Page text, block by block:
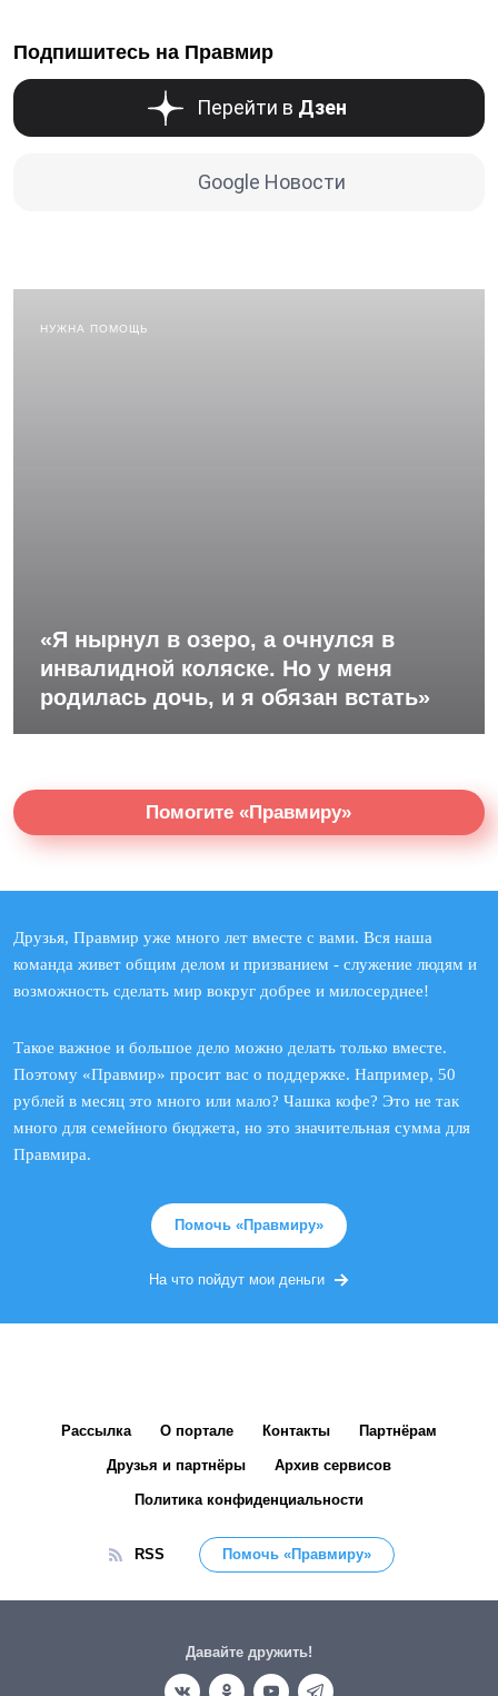
Подпишитесь на Правмир
Перейти в Дзен
Google Новости
НУЖНА ПОМОЩЬ
«Я нырнул в озеро, а очнулся в
инвалидной коляске. Но у меня
родилась дочь, и я обязан встать»
Помогите «Правмиру»
Друзья, Правмир уже много лет вместе с вами. Вся наша
команда живет общим делом и призванием - служение людям и
возможность сделать мир вокруг добрее и милосерднее!
Такое важное и большое дело можно делать только вместе.
Поэтому «Правмир» просит вас о поддержке. Например, 50
рублей в месяц это много или мало? Чашка кофе? Это не так
много для семейного бюджета, но это значительная сумма для
Правмира.
Помочь «Правмиру»
На что пойдут мои деньги
Рассылка О портале Контакты Партнёрам
Друзья и партнёры Архив сервисов
Политика конфиденциальности
RSS Помочь «Правмиру»
Давайте дружить!